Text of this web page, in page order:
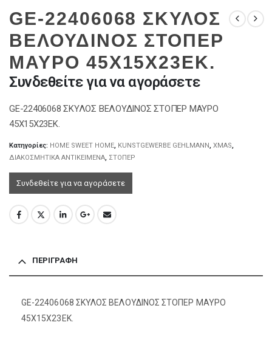
GE-22406068 ΣΚΥΛΟΣ
ΒΕΛΟΥΔΙΝΟΣ ΣΤΟΠΕΡ
ΜΑΥΡΟ 45Χ15Χ23ΕΚ.
Συνδεθείτε για να αγοράσετε
GE-22406068 ΣΚΥΛΟΣ ΒΕΛΟΥΔΙΝΟΣ ΣΤΟΠΕΡ ΜΑΥΡΟ
45Χ15Χ23ΕΚ.
Κατηγορίες: HOME SWEET HOME, KUNSTGEWERBE GEHLMANN, XMAS,
ΔΙΑΚΟΣΜΗΤΙΚΑ ΑΝΤΙΚΕΙΜΕΝΑ, ΣΤΟΠΕΡ
Συνδεθείτε για να αγοράσετε
ΠΕΡΙΓΡΑΦΉ
GE-22406068 ΣΚΥΛΟΣ ΒΕΛΟΥΔΙΝΟΣ ΣΤΟΠΕΡ ΜΑΥΡΟ
45Χ15Χ23ΕΚ.